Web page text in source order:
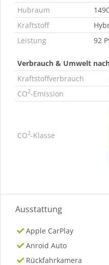
Hubraum
Kraftstoff
Leistung
92
Verbrauch & Umwelt
Kraftstoffverbrauch
CO2-Emission
CO2-Klasse
Ausstattung
Apple CarPlay
Anroid Auto
Rückfahrkamera